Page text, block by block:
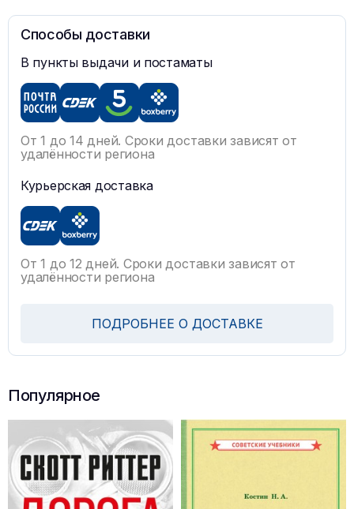
Способы доставки
В пункты выдачи и постаматы
От 1 до 14 дней. Сроки доставки зависят от
удалённости региона
Курьерская доставка
От 1 до 12 дней. Сроки доставки зависят от
удалённости региона
ПОДРОБНЕЕ О ДОСТАВКЕ
Популярное